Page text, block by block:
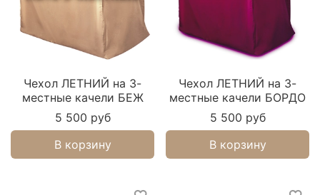
Чехол ЛЕТНИЙ на 3-
местные качели БЕЖ
5 500 руб
В корзину
Чехол ЛЕТНИЙ на 3-
местные качели БОРДО
5 500 руб
В корзину